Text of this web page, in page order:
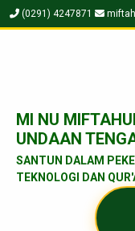
(0291) 4247871
MI NU
UNDAAN
SANTUN DALAM
TEKNOLOGI DAN